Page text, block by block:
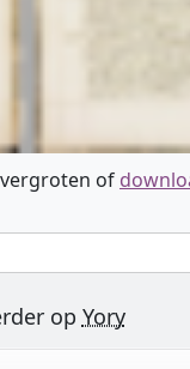
of
op Yory